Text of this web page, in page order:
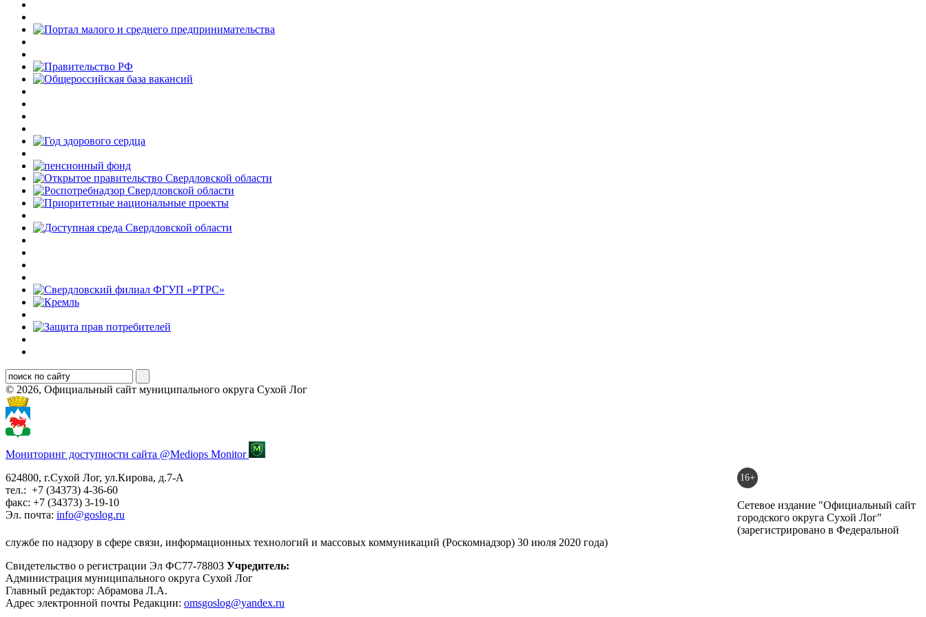
© 2026, Официальный сайт муниципального округа Сухой Лог
Мониторинг доступности сайта @Mediops Monitor
624800, г.Сухой Лог, ул.Кирова, д.7-А
тел.: +7 (34373) 4-36-60
факс: +7 (34373) 3-19-10
Эл. почта: info@goslog.ru
16+
Сетевое издание "Официальный сайт
городского округа Сухой Лог"
(зарегистрировано в Федеральной
службе по надзору в сфере связи, информационных технологий и массовых коммуникаций (Роскомнадзор) 30 июля 2020 года)
Свидетельство о регистрации Эл ФС77-78803 Учредитель:
Администрация муниципального округа Сухой Лог
Главный редактор: Абрамова Л.А.
Адрес электронной почты Редакции: omsgoslog@yandex.ru